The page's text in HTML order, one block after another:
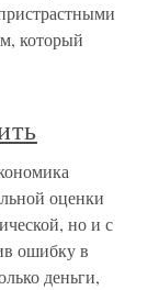
который
оценки
но и с
ошибку в
деньги,